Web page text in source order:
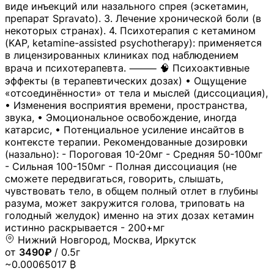
виде инъекций или назального спрея (эскетамин,
препарат Spravato). 3. Лечение хронической боли (в
некоторых странах). 4. Психотерапия с кетамином
(KAP, ketamine-assisted psychotherapy): применяется
в лицензированных клиниках под наблюдением
врача и психотерапевта. ⸻ 🧠 Психоактивные
эффекты (в терапевтических дозах) • Ощущение
«отсоединённости» от тела и мыслей (диссоциация),
• Изменения восприятия времени, пространства,
звука, • Эмоциональное освобождение, иногда
катарсис, • Потенциальное усиление инсайтов в
контексте терапии. Рекомендованные дозировки
(назально): - Пороговая 10-20мг - Средняя 50-100мг
- Сильная 100-150мг - Полная диссоциация (не
сможете передвигаться, говорить, слышать,
чувствовать тело, в общем полный отлет в глубины
разума, может закружится голова, триповать на
голодный желудок) именно на этих дозах кетамин
истинно раскрывается - 200+мг
Нижний Новгород, Москва, Иркутск
от 3490₽ / 0.5г
~0.00065017 ₿